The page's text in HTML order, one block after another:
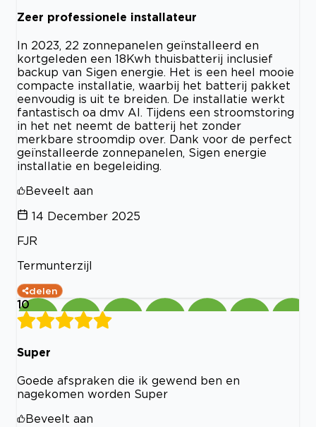
Zeer professionele installateur
In 2023, 22 zonnepanelen geïnstalleerd en
kortgeleden een 18Kwh thuisbatterij inclusief
backup van Sigen energie. Het is een heel mooie
compacte installatie, waarbij het batterij pakket
eenvoudig is uit te breiden. De installatie werkt
fantastisch oa dmv AI. Tijdens een stroomstoring
in het net neemt de batterij het zonder
merkbare stroomdip over. Dank voor de perfect
geïnstalleerde zonnepanelen, Sigen energie
installatie en begeleiding.
Beveelt aan
14 December 2025
FJR
Termunterzijl
delen
10
Super
Goede afspraken die ik gewend ben en
nagekomen worden Super
Beveelt aan